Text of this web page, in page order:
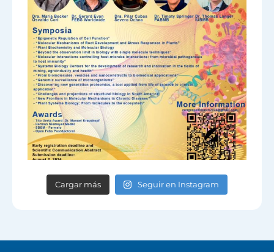
Cargar más Seguir en Instagram